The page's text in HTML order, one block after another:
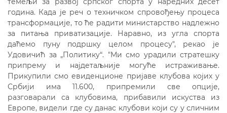
година. Када је реч о техничком спровођењу процеса
трансформације, то ће радити министарство надлежно
за питања приватизације. Наравно, из угла спорта
даћемо пуну подршку целом процесу", рекао је
Удовичић за „Политику“. "Ми смо урадили стратешку
припрему и најдетаљније могуће истраживање.
Прикупили смо евиденционе пријаве клубова којих у
Србији има 11.600, припремили све опције,
разговарали са клубовима, прибавили искуства из
Европе, видели где су данас клубови који су у сличним